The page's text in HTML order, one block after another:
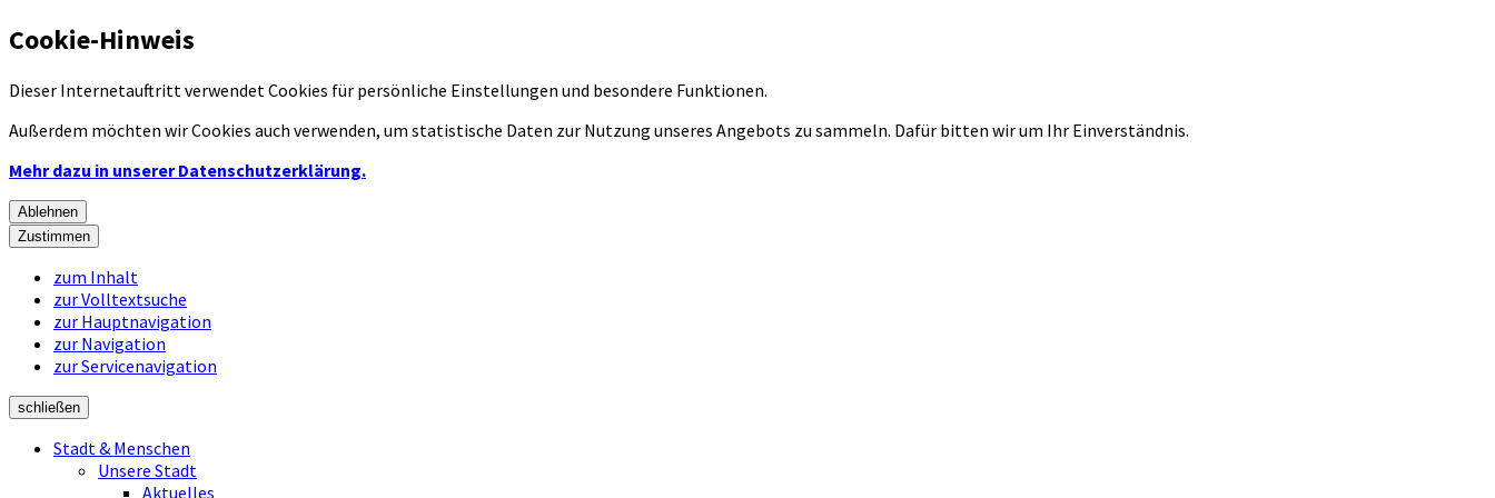
Cookie-Hinweis
Dieser Internetauftritt verwendet Cookies für persönliche Einstellungen und besondere Funktionen.
Außerdem möchten wir Cookies auch verwenden, um statistische Daten zur Nutzung unseres Angebots zu sammeln. Dafür bitten wir um Ihr Einverständnis.
Mehr dazu in unserer Datenschutzerklärung.
Ablehnen
Zustimmen
zum Inhalt
zur Volltextsuche
zur Hauptnavigation
zur Navigation
zur Servicenavigation
schließen
Stadt & Menschen
Unsere Stadt
Aktuelles